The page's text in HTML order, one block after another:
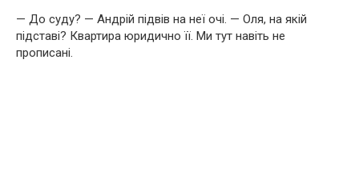
— До суду? — Андрій підвів на неї очі. — Оля, на якій
підставі? Квартира юридично її. Ми тут навіть не
прописані.